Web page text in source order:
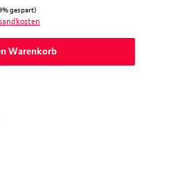
gespart)
Warenkorb